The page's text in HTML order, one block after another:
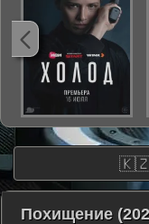
Похищение